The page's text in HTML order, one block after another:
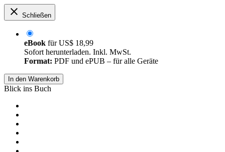
Schließen
eBook fürUS$ 18,99
Sofort herunterladen. Inkl. MwSt.
Format: PDF und ePUB – für alle Geräte
In den Warenkorb
Blick ins Buch